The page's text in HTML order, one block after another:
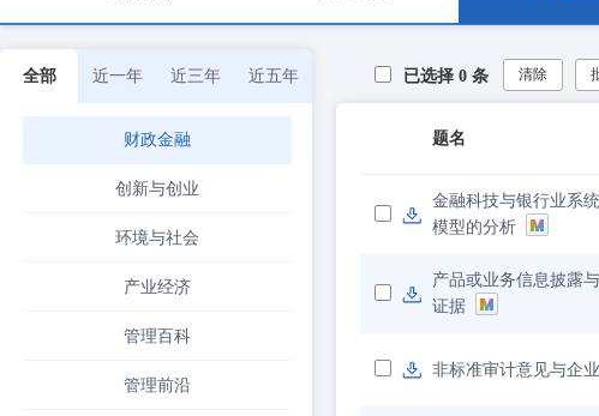
全部 近一年 近三年 近五年
财政金融
创新与创业
环境与社会
产业经济
管理百科
管理前沿
已选择 0 条 清除
题名
金融科技与银行业系
模型的分析
产品或业务信息披露
证据
非标准审计意见与企